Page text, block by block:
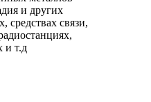
и других
средствах связи,
и т.д